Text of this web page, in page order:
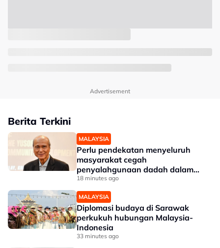
Advertisement
Berita Terkini
MALAYSIA
Perlu pendekatan menyeluruh
masyarakat cegah
penyalahgunaan dadah dalam
kalangan kanak-kanak - Lee Lam
Thye
18 minutes ago
MALAYSIA
Diplomasi budaya di Sarawak
perkukuh hubungan Malaysia-
Indonesia
33 minutes ago